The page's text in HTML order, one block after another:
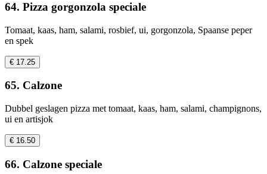
64. Pizza gorgonzola speciale
Tomaat, kaas, ham, salami, rosbief, ui, gorgonzola, Spaanse peper
en spek
€ 17.25
65. Calzone
Dubbel geslagen pizza met tomaat, kaas, ham, salami, champignons,
ui en artisjok
€ 16.50
66. Calzone speciale